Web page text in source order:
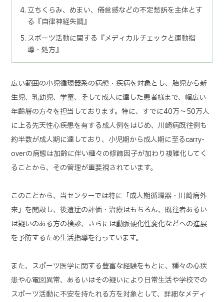
立ちくらみ、めまい、倦怠感などの不定愁訴を主体とす
る 『自律神経失調』
スポーツ活動に関する『メディカルチェックと運動指
導・処方』
広い範囲の小児循環器系の病態・疾病を対象とし、胎児から新
生児、乳幼児、学童、そして成人に達した患者様まで、幅広い
年齢層の方々を担当しております。特に、すでに40万～50万人
に上る先天性心疾患を有する成人例をはじめ、川崎病既往例も
約半数が成人期に達しており、小児期から成人期に至るcarry-
overの病態は加齢に伴い種々の修飾因子が加わり複雑化してく
ることから、その管理が重要視されています。
このことから、当センターでは特に「成人期循環器・川崎病外
来」を開設し、後遺症の評価・治療はもちろん、既往者あるい
は疑いのある方の検診、さらには動脈硬化性変化などへの進展
を予防するため生活指導を行っています。
また、スポーツ医学に関する豊富な経験をもとに、種々の心疾
患や心電図異常、あるいはその疑いにより日常生活や学校での
スポーツ活動に不安を持たれる方を対象として、詳細なメディ